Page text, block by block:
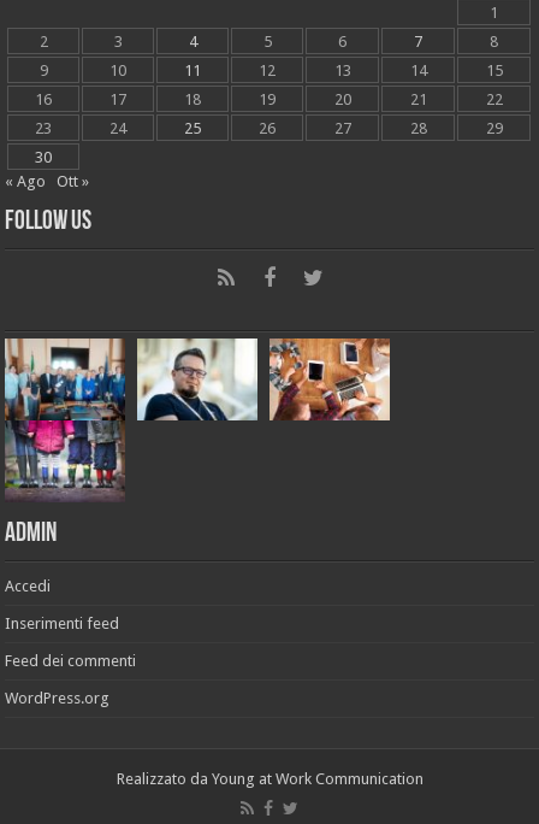
1
2
3 4 5 6 7
8
9
10 11 12 13 14
15
16
17 18 19 20 21
22
23
24 25 26 27 28
29
30
« Ago
Ott »
Follow Us
Admin
Accedi
Inserimenti feed
Feed dei commenti
WordPress.org
Realizzato da Young at Work Communication